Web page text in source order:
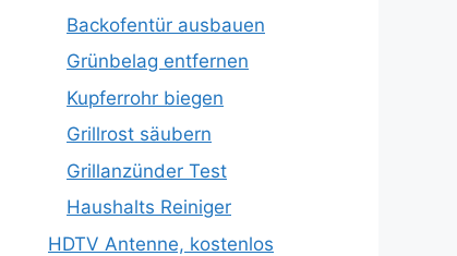
Backofentür ausbauen
Grünbelag entfernen
Kupferrohr biegen
Grillrost säubern
Grillanzünder Test
Haushalts Reiniger
HDTV Antenne, kostenlos